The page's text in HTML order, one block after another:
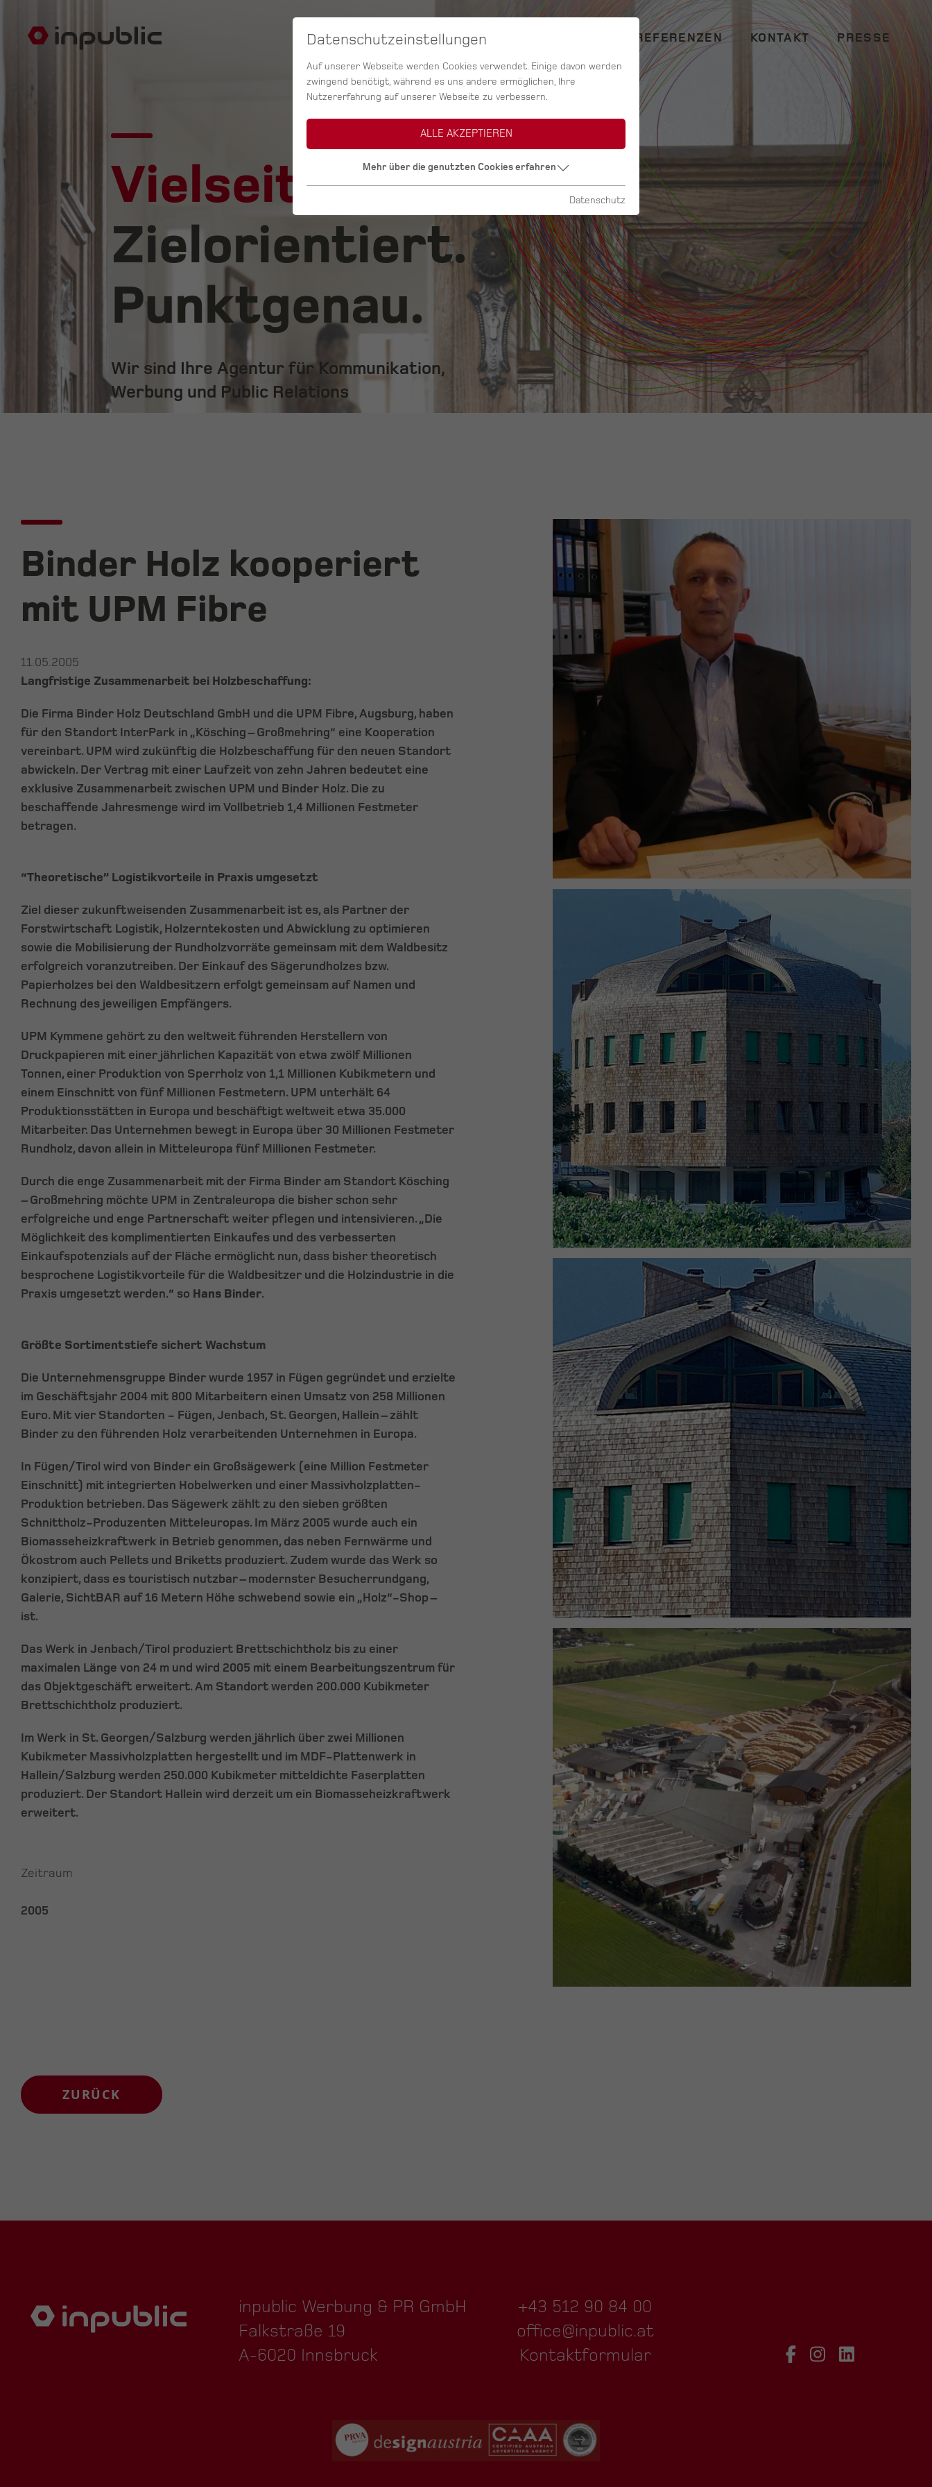
SERVICES AGENTUR REFERENZEN KONTAKT PRESSE
Vielseitig.
Zielorientiert.
Punktgenau.
Wir sind Ihre Agentur für Kommunikation,
Werbung und Public Relations
Binder Holz kooperiert
mit UPM Fibre
11.05.2005
Langfristige Zusammenarbeit bei Holzbeschaffung:
Die Firma Binder Holz Deutschland GmbH und die UPM Fibre, Augsburg, haben
für den Standort InterPark in „Kösching – Großmehring“ eine Kooperation
vereinbart. UPM wird zukünftig die Holzbeschaffung für den neuen Standort
abwickeln. Der Vertrag mit einer Laufzeit von zehn Jahren bedeutet eine
exklusive Zusammenarbeit zwischen UPM und Binder Holz. Die zu
beschaffende Jahresmenge wird im Vollbetrieb 1,4 Millionen Festmeter
betragen.
“Theoretische” Logistikvorteile in Praxis umgesetzt
Ziel dieser zukunftweisenden Zusammenarbeit ist es, als Partner der
Forstwirtschaft Logistik, Holzerntekosten und Abwicklung zu optimieren
sowie die Mobilisierung der Rundholzvorräte gemeinsam mit dem Waldbesitz
erfolgreich voranzutreiben. Der Einkauf des Sägerundholzes bzw.
Papierholzes bei den Waldbesitzern erfolgt gemeinsam auf Namen und
Rechnung des jeweiligen Empfängers.
UPM Kymmene gehört zu den weltweit führenden Herstellern von
Druckpapieren mit einer jährlichen Kapazität von etwa zwölf Millionen
Tonnen, einer Produktion von Sperrholz von 1,1 Millionen Kubikmetern und
einem Einschnitt von fünf Millionen Festmetern. UPM unterhält 64
Produktionsstätten in Europa und beschäftigt weltweit etwa 35.000
Mitarbeiter. Das Unternehmen bewegt in Europa über 30 Millionen Festmeter
Rundholz, davon allein in Mitteleuropa fünf Millionen Festmeter.
Durch die enge Zusammenarbeit mit der Firma Binder am Standort Kösching
– Großmehring möchte UPM in Zentraleuropa die bisher schon sehr
erfolgreiche und enge Partnerschaft weiter pflegen und intensivieren. „Die
Möglichkeit des komplimentierten Einkaufes und des verbesserten
Einkaufspotenzials auf der Fläche ermöglicht nun, dass bisher theoretisch
besprochene Logistikvorteile für die Waldbesitzer und die Holzindustrie in die
Praxis umgesetzt werden.“ so Hans Binder.
Größte Sortimentstiefe sichert Wachstum
Die Unternehmensgruppe Binder wurde 1957 in Fügen gegründet und erzielte
im Geschäftsjahr 2004 mit 800 Mitarbeitern einen Umsatz von 258 Millionen
Euro. Mit vier Standorten - Fügen, Jenbach, St. Georgen, Hallein – zählt
Binder zu den führenden Holz verarbeitenden Unternehmen in Europa.
In Fügen/Tirol wird von Binder ein Großsägewerk (eine Million Festmeter
Einschnitt) mit integrierten Hobelwerken und einer Massivholzplatten-
Produktion betrieben. Das Sägewerk zählt zu den sieben größten
Schnittholz-Produzenten Mitteleuropas. Im März 2005 wurde auch ein
Biomasseheizkraftwerk in Betrieb genommen, das neben Fernwärme und
Ökostrom auch Pellets und Briketts produziert. Zudem wurde das Werk so
konzipiert, dass es touristisch nutzbar – modernster Besucherrundgang,
Galerie, SichtBAR auf 16 Metern Höhe schwebend sowie ein „Holz“-Shop –
ist.
Das Werk in Jenbach/Tirol produziert Brettschichtholz bis zu einer
maximalen Länge von 24 m und wird 2005 mit einem Bearbeitungszentrum für
das Objektgeschäft erweitert. Am Standort werden 200.000 Kubikmeter
Brettschichtholz produziert.
Im Werk in St. Georgen/Salzburg werden jährlich über zwei Millionen
Kubikmeter Massivholzplatten hergestellt und im MDF-Plattenwerk in
Hallein/Salzburg werden 250.000 Kubikmeter mitteldichte Faserplatten
produziert. Der Standort Hallein wird derzeit um ein Biomasseheizkraftwerk
erweitert.
Zeitraum
2005
ZURÜCK
inpublic Werbung & PR GmbH
Falkstraße 19
A-6020 Innsbruck
+43 512 90 84 00
office@inpublic.at
Kontaktformular
Datenschutzeinstellungen
Auf unserer Webseite werden Cookies verwendet. Einige davon werden
zwingend benötigt, während es uns andere ermöglichen, Ihre
Nutzererfahrung auf unserer Webseite zu verbessern.
ALLE AKZEPTIEREN
Mehr über die genutzten Cookies erfahren
Datenschutz